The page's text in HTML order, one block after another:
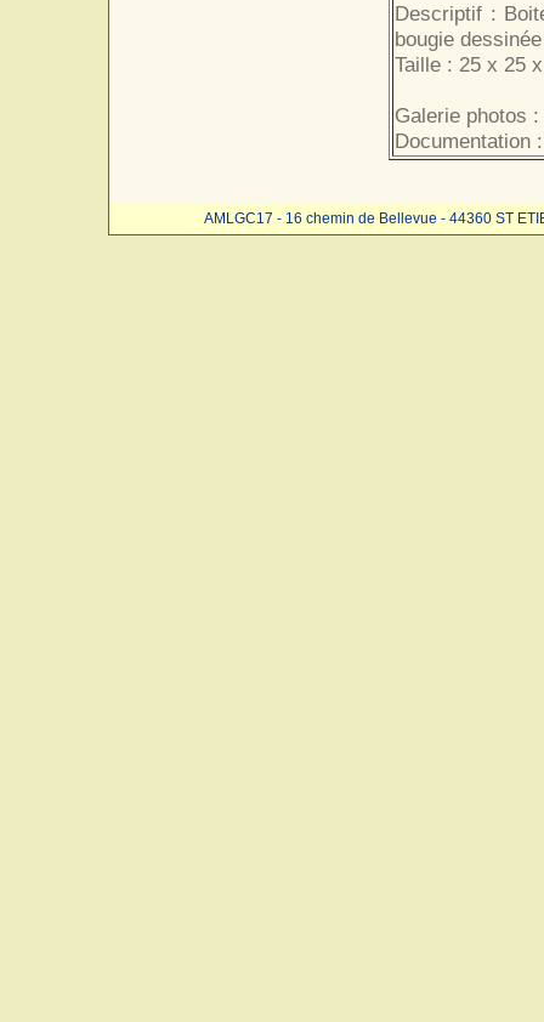
Descriptif :
bougie
Taille : 25 x 25
Galerie photos :
Documentation :
AMLGC17 - 16 chemin de Bellevue - 44360 ST